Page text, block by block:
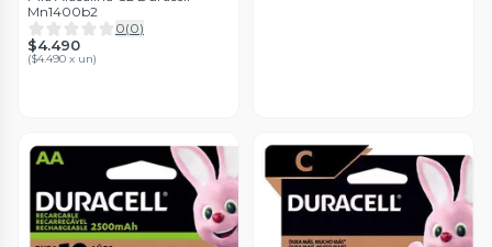
Mn1400b2
0(0)
$4.490
($4.490 x un)